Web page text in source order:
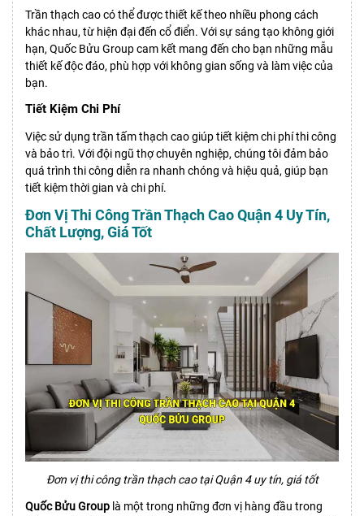
Trần thạch cao có thể được thiết kế theo nhiều phong cách
khác nhau, từ hiện đại đến cổ điển. Với sự sáng tạo không giới
hạn, Quốc Bửu Group cam kết mang đến cho bạn những mẫu
thiết kế độc đáo, phù hợp với không gian sống và làm việc của
bạn.
Tiết Kiệm Chi Phí
Việc sử dụng trần tấm thạch caogiúp tiết kiệm chi phí thi công
và bảo trì. Với đội ngũ thợ chuyên nghiệp, chúng tôi đảm bảo
quá trình thi công diễn ra nhanh chóng và hiệu quả, giúp bạn
tiết kiệm thời gian và chi phí.
Đơn Vị Thi Công Trần Thạch Cao Quận 4 Uy Tín,
Chất Lượng, Giá Tốt
Đơn vị thi công trần thạch cao tại Quận 4 uy tín, giá tốt
Quốc Bửu Group là một trong những đơn vị hàng đầu trong